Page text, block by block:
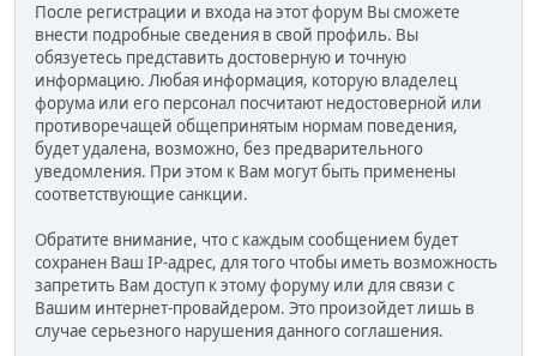
После регистрации и входа на этот форум Вы сможете
внести подробные сведения в свой профиль. Вы
обязуетесь представить достоверную и точную
информацию. Любая информация, которую владелец
форума или его персонал посчитают недостоверной или
противоречащей общепринятым нормам поведения,
будет удалена, возможно, без предварительного
уведомления. При этом к Вам могут быть применены
соответствующие санкции.
Обратите внимание, что с каждым сообщением будет
сохранен Ваш IP-адрес, для того чтобы иметь возможность
запретить Вам доступ к этому форуму или для связи с
Вашим интернет-провайдером. Это произойдет лишь в
случае серьезного нарушения данного соглашения.